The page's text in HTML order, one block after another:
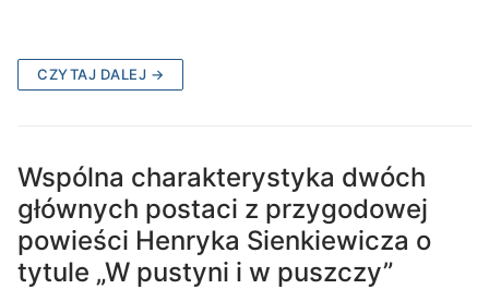
CZYTAJ DALEJ →
Wspólna charakterystyka dwóch
głównych postaci z przygodowej
powieści Henryka Sienkiewicza o
tytule „W pustyni i w puszczy”